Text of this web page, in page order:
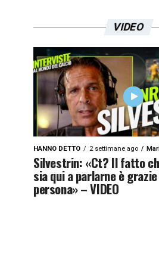
VIDEO
HANNO DETTO 2 settimane ago
Silvestrin: «Ct? Il fatto
sia qui a parlarne è
persona» – VIDEO